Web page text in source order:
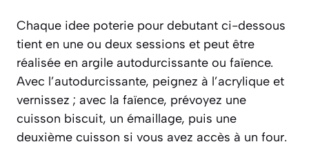
Chaque idee poterie pour debutant ci-dessous
tient en une ou deux sessions et peut être
réalisée en argile autodurcissante ou faïence.
Avec l’autodurcissante, peignez à l’acrylique et
vernissez ; avec la faïence, prévoyez une
cuisson biscuit, un émaillage, puis une
deuxième cuisson si vous avez accès à un four.